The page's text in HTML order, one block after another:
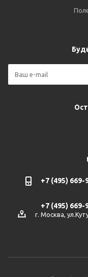
+7 (495) 669-
+7 (495) 669-
г. Москва,